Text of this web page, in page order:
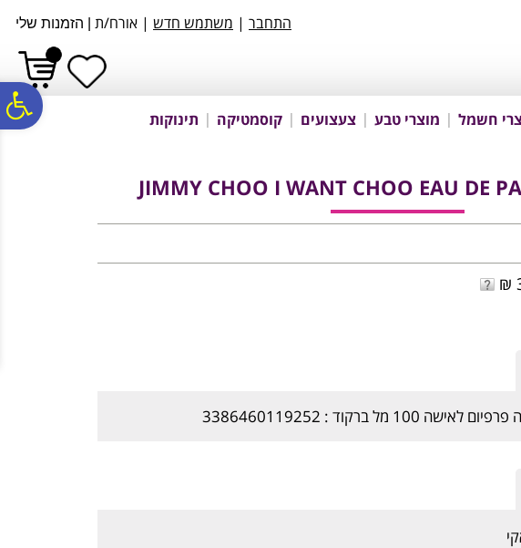
נגישות
אתר
המרכזי
התחבר | משתמש חדש | אורח/ת הזמנות שלי
חשמל מוצרי טבע צעצועים קוסמטיקה תינוקות
JIMMY CHOO I WANT CHOO EAU DE
מל ברקוד : 3386460119252